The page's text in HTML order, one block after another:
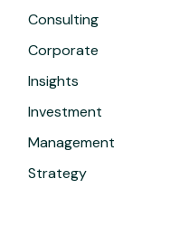
Consulting
Corporate
Insights
Investment
Management
Strategy